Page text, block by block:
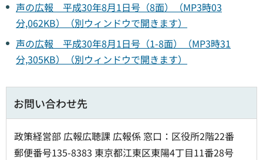
声の広報 平成30年8月1日号（8面）（MP3時03
分,062KB）（別ウィンドウで開きます）
声の広報 平成30年8月1日号（1-8面）（MP3時31
分,305KB）（別ウィンドウで開きます）
お問い合わせ先
政策経営部 広報広聴課 広報係 窓口：区役所2階22番
郵便番号135-8383 東京都江東区東陽4丁目11番28号